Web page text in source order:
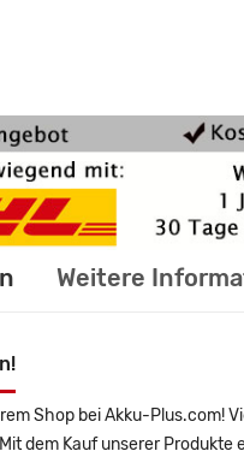
Weitere
Shop bei Akku-Plus.com!
dem Kauf unserer